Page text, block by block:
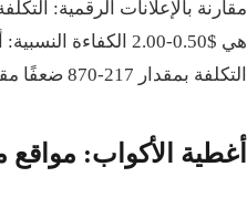
مقارنة بالإعلانات الرقمية:
هي $0.50-2.00 الكفاءة
التكلفة بمقدار 217-870 ضعفًا مقارنة بالإعلانات الرقمية
أغطية الأكواب: